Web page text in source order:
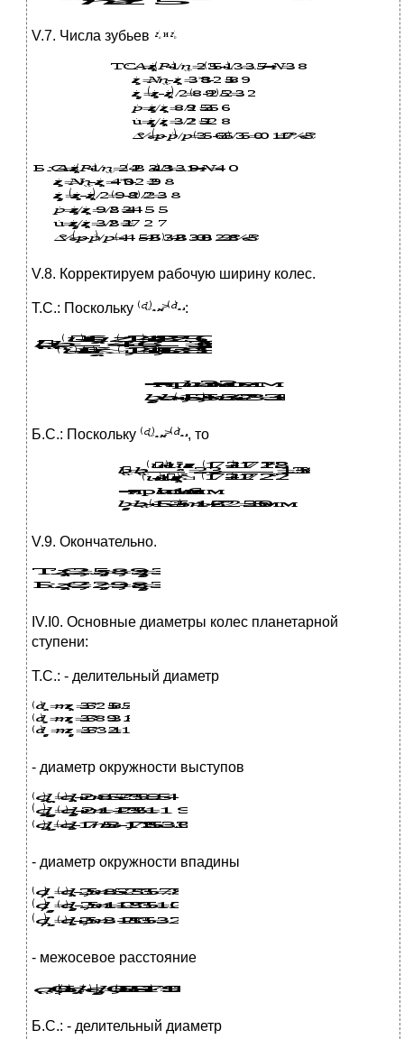
V.7. Числа зубьев
V.8. Корректируем рабочую ширину колес.
Т.С.: Поскольку :
Б.С.: Поскольку , то
V.9. Окончательно.
IV.I0. Основные диаметры колес планетарной
ступени:
Т.С.: - делительный диаметр
- диаметр окружности выступов
- диаметр окружности впадины
- межосевое расстояние
Б.С.: - делительный диаметр